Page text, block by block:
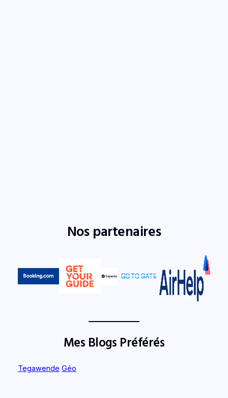
Nos partenaires
Mes Blogs Préférés
Tegawende Géo